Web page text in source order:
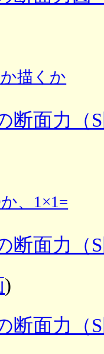
描くか
断面力（
、1×1=
断面力（
)
断面力（